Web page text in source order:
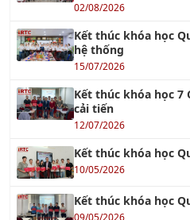
02/08/2026
Kết thúc khóa học
hệ thống
15/07/2026
Kết thúc khóa học 7
cải tiến
12/07/2026
Kết thúc khóa học
10/05/2026
Kết thúc khóa học
09/05/2026